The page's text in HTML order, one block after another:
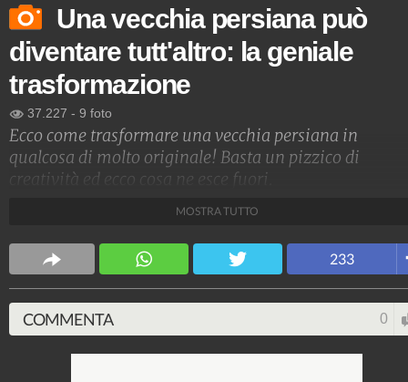
Una vecchia persiana può
diventare tutt'altro: la geniale
trasformazione
37.227 - 9 foto
Ecco come trasformare una vecchia persiana in
qualcosa di molto originale! Basta un pizzico di
creatività ed ecco cosa ne esce fuori.
MOSTRA TUTTO
233
COMMENTA 0